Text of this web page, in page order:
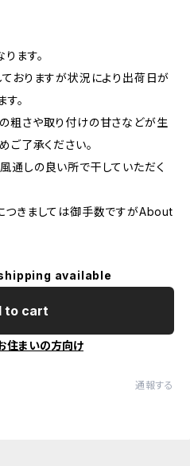
ます。
おりますが状況により出荷日が
。
粗さや取り付けの甘さなどが生
ご了承ください。
通しの良い所で干していただく
つきましては御手数ですがAbout
available
to cart
住まいの方向け
通報する